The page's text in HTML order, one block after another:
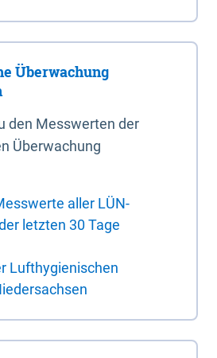
Überwachung
den Messwerten der
Überwachung
aller LÜN-
letzten 30 Tage
Lufthygienischen